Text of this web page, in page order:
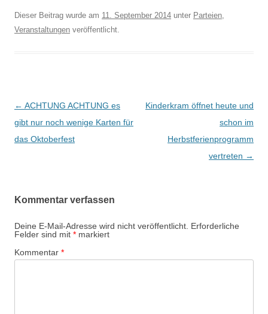
Dieser Beitrag wurde am 11. September 2014 unter Parteien,
Veranstaltungen veröffentlicht.
Beitrags-
Navigation
← ACHTUNG ACHTUNG es
gibt nur noch wenige Karten für
das Oktoberfest
Kinderkram öffnet heute und
schon im
Herbstferienprogramm
vertreten →
Kommentar verfassen
Deine E-Mail-Adresse wird nicht veröffentlicht. Erforderliche
Felder sind mit * markiert
Kommentar *